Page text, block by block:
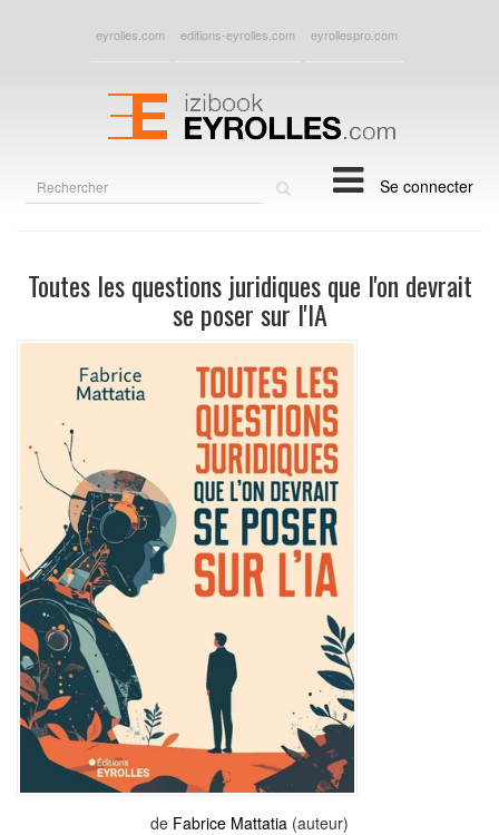
eyrolles.com editions-eyrolles.com eyrollespro.com
Se connecter
Toutes les questions juridiques que l'on devrait
se poser sur l'IA
de Fabrice Mattatia (auteur)